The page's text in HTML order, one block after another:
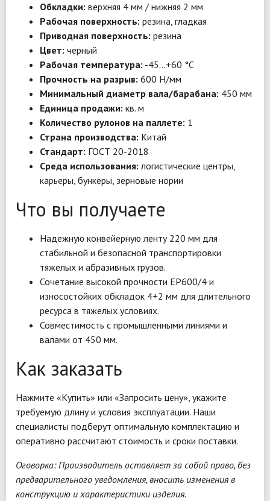
Обкладки: верхняя 4 мм / нижняя 2 мм
Рабочая поверхность: резина, гладкая
Приводная поверхность: резина
Цвет: черный
Рабочая температура: -45…+60 °C
Прочность на разрыв: 600 Н/мм
Минимальный диаметр вала/барабана: 450 мм
Единица продажи: кв. м
Количество рулонов на паллете: 1
Страна производства: Китай
Стандарт: ГОСТ 20-2018
Среда использования: логистические центры,
карьеры, бункеры, зерновые нории
Что вы получаете
Надежную конвейерную ленту 220 мм для
стабильной и безопасной транспортировки
тяжелых и абразивных грузов.
Сочетание высокой прочности EP600/4 и
износостойких обкладок 4+2 мм для длительного
ресурса в тяжелых условиях.
Совместимость с промышленными линиями и
валами от 450 мм.
Как заказать
Нажмите «Купить» или «Запросить цену», укажите
требуемую длину и условия эксплуатации. Наши
специалисты подберут оптимальную комплектацию и
оперативно рассчитают стоимость и сроки поставки.
Оговорка: Производитель оставляет за собой право, без
предварительного уведомления, вносить изменения в
конструкцию и характеристики изделия.